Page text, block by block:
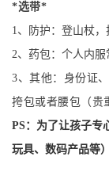
*选带*
1、防护：登山杖，
2、药包：个人内服
3、其他：身份证
挎包或者腰包（贵
PS：为了让孩子专
玩具、数码产品等）